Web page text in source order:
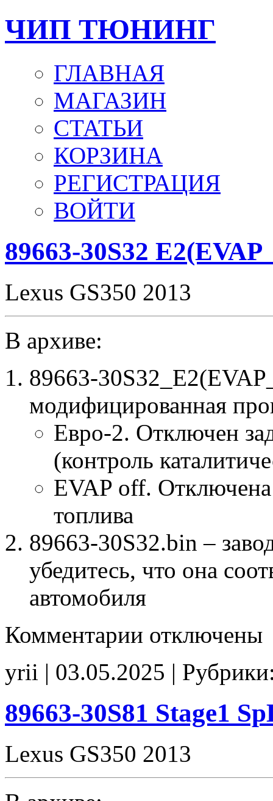
ЧИП ТЮНИНГ
ГЛАВНАЯ
МАГАЗИН
СТАТЬИ
КОРЗИНА
РЕГИСТРАЦИЯ
ВОЙТИ
89663-30S32
Lexus GS350 2013
В архиве:
89663-
модифицированная
Евро-2. Отключен
(контроль
EVAP off. Отключена
топлива
89663-30S32.bin –
убедитесь, что она
автомобиля
Комментарии записи
E2(EVAP_off)
noCHK
отключены
yrii | 03.05.2025 |
89663-30S81 Stage1
Lexus GS350 2013